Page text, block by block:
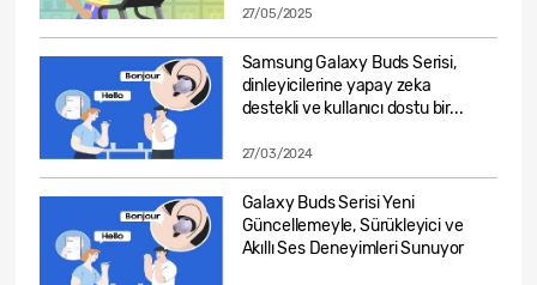
27/05/2025
Samsung Galaxy Buds Serisi,
dinleyicilerine yapay zeka
destekli ve kullanıcı dostu bir...
27/03/2024
Galaxy Buds Serisi Yeni
Güncellemeyle, Sürükleyici ve
Akıllı Ses Deneyimleri Sunuyor